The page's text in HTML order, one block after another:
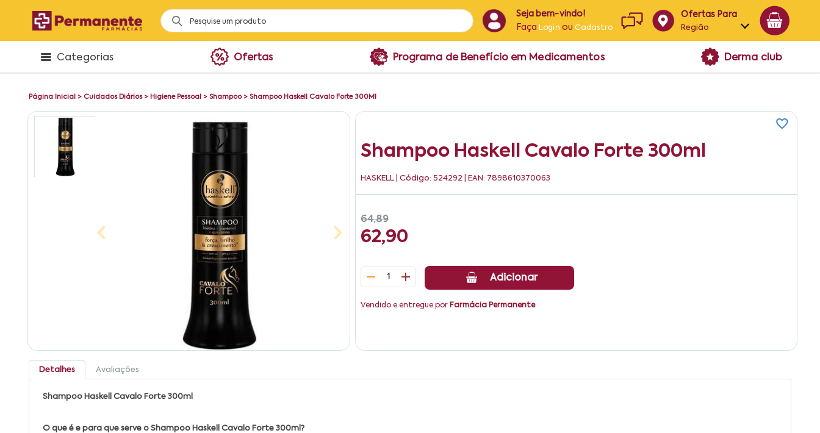
Seja bem-vindo!
Faça Login ouCadastro
Ofertas Para
Região
Alagoas
Categorias Ofertas Programa de Benefício em Medicamentos Derma club
Página Inicial > Cuidados Diários> Higiene Pessoal > Shampoo> Shampoo Haskell Cavalo Forte 300Ml
Shampoo Haskell Cavalo Forte 300ml
HASKELL| Código: 524292 | EAN: 7898610370063
64,89
62,90
1 Adicionar
Vendido e entregue por Farmácia Permanente
Detalhes Avaliações
Shampoo Haskell Cavalo Forte 300ml
O que é e para que serve o Shampoo Haskell Cavalo Forte 300ml?